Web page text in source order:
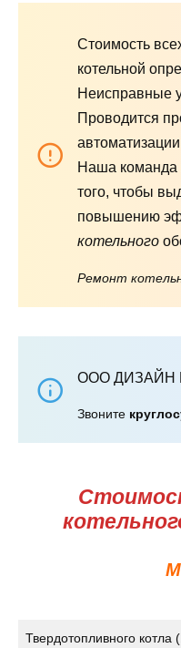
Стоимость
котельной
Неисправные
Проводится
Наша команда
того, чтобы
повышению
котельного
Ремонт
ООО ДИЗАЙН
Звоните
Твердотопливного котла